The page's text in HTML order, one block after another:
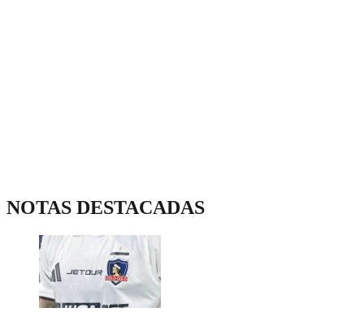
NOTAS DESTACADAS